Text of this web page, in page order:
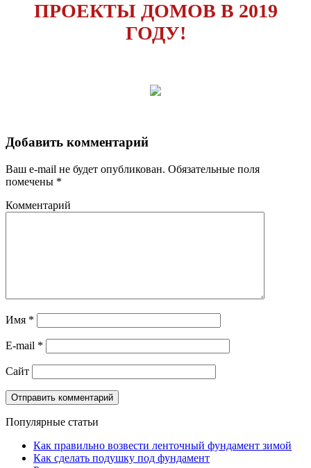
ПРОЕКТЫ ДОМОВ В 2019
ГОДУ!
Добавить комментарий
Ваш e-mail не будет опубликован. Обязательные поля
помечены *
Комментарий
Имя *
E-mail *
Сайт
Популярные статьи
Как правильно возвести ленточный фундамент зимой
Как сделать подушку под фундамент